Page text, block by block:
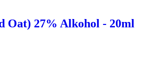
Oat) 27% Alkohol - 20ml